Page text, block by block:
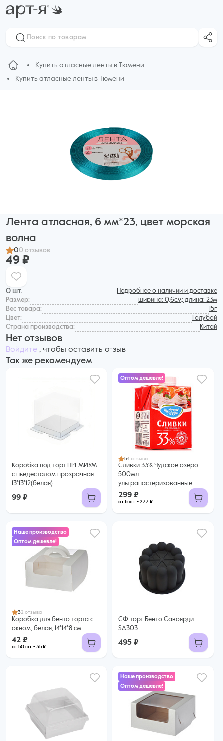
Купить атласные ленты в Тюмени
Купить атласные ленты в Тюмени
Лента атласная, 6 мм*23, цвет морская
волна
00 отзывов
49 ₽
0 шт.
Подробнее о наличии и доставке
Размер:
ширина: 0,6см; длина: 23м
Вес товара:
15г
Цвет:
Голубой
Страна производства:
Китай
Нет отзывов
Войдите , чтобы оставить отзыв
Так же рекомендуем
Коробка под торт ПРЕМИУМ
с пьедесталом прозрачная
13*13*12(белая)
99 ₽
Оптом дешевле!
54 отзыва
Сливки 33% Чудское озеро
500мл
ультрапастеризованные
299 ₽
от 6 шт. - 277 ₽
299 ₽
277 ₽ за шт. при заказе от 6 шт.
Купить оптом
Наше производство
Оптом дешевле!
32 отзыва
Коробка для бенто торта с
окном, белая, 14*14*8 см
42 ₽
от 50 шт. - 35 ₽
42 ₽
35 ₽ за шт. при заказе от 50 шт.
Купить оптом
СФ торт Бенто Савоярди
SA303
495 ₽
Наше производство
Оптом дешевле!
45 ₽
39 ₽ за шт. при заказе от 25 шт.
Купить оптом